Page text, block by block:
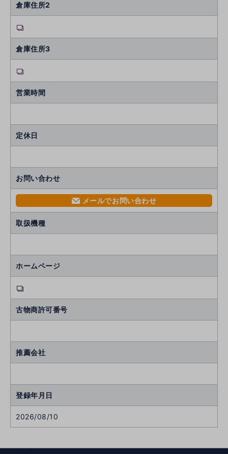
倉庫住所2
倉庫住所3
営業時間
定休日
お問い合わせ
mail メールでお問い合わせ
取扱機種
ホームページ
古物商許可番号
推薦会社
登録年月日
2026/08/10